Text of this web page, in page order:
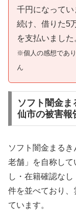
千円になってい
続け、借りた5
を支払いました
※個人の感想であ
ん
ソフト闇金
仙市の被害報
ソフト闇金まる
老舗」を自称し
し・在籍確認な
件を並べており、
ています。